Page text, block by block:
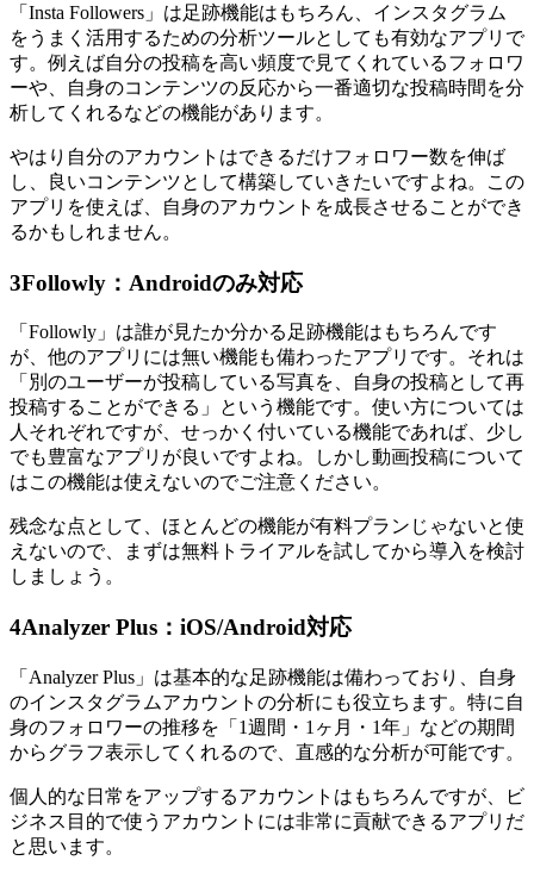
「Insta Followers」は足跡機能はもちろん、インスタグラム
をうまく活用するための分析ツールとしても有効なアプリで
す。例えば自分の投稿を高い頻度で見てくれているフォロワ
ーや、自身のコンテンツの反応から一番適切な投稿時間を分
析してくれるなどの機能があります。
やはり自分のアカウントはできるだけフォロワー数を伸ば
し、良いコンテンツとして構築していきたいですよね。この
アプリを使えば、自身のアカウントを成長させることができ
るかもしれません。
3Followly：Androidのみ対応
「Followly」は誰が見たか分かる足跡機能はもちろんです
が、他のアプリには無い機能も備わったアプリです。それは
「別のユーザーが投稿している写真を、自身の投稿として再
投稿することができる」という機能です。使い方については
人それぞれですが、せっかく付いている機能であれば、少し
でも豊富なアプリが良いですよね。しかし動画投稿について
はこの機能は使えないのでご注意ください。
残念な点として、ほとんどの機能が有料プランじゃないと使
えないので、まずは無料トライアルを試してから導入を検討
しましょう。
4Analyzer Plus：iOS/Android対応
「Analyzer Plus」は基本的な足跡機能は備わっており、自身
のインスタグラムアカウントの分析にも役立ちます。特に自
身のフォロワーの推移を「1週間・1ヶ月・1年」などの期間
からグラフ表示してくれるので、直感的な分析が可能です。
個人的な日常をアップするアカウントはもちろんですが、ビ
ジネス目的で使うアカウントには非常に貢献できるアプリだ
と思います。